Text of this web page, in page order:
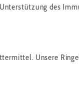
des
Unsere